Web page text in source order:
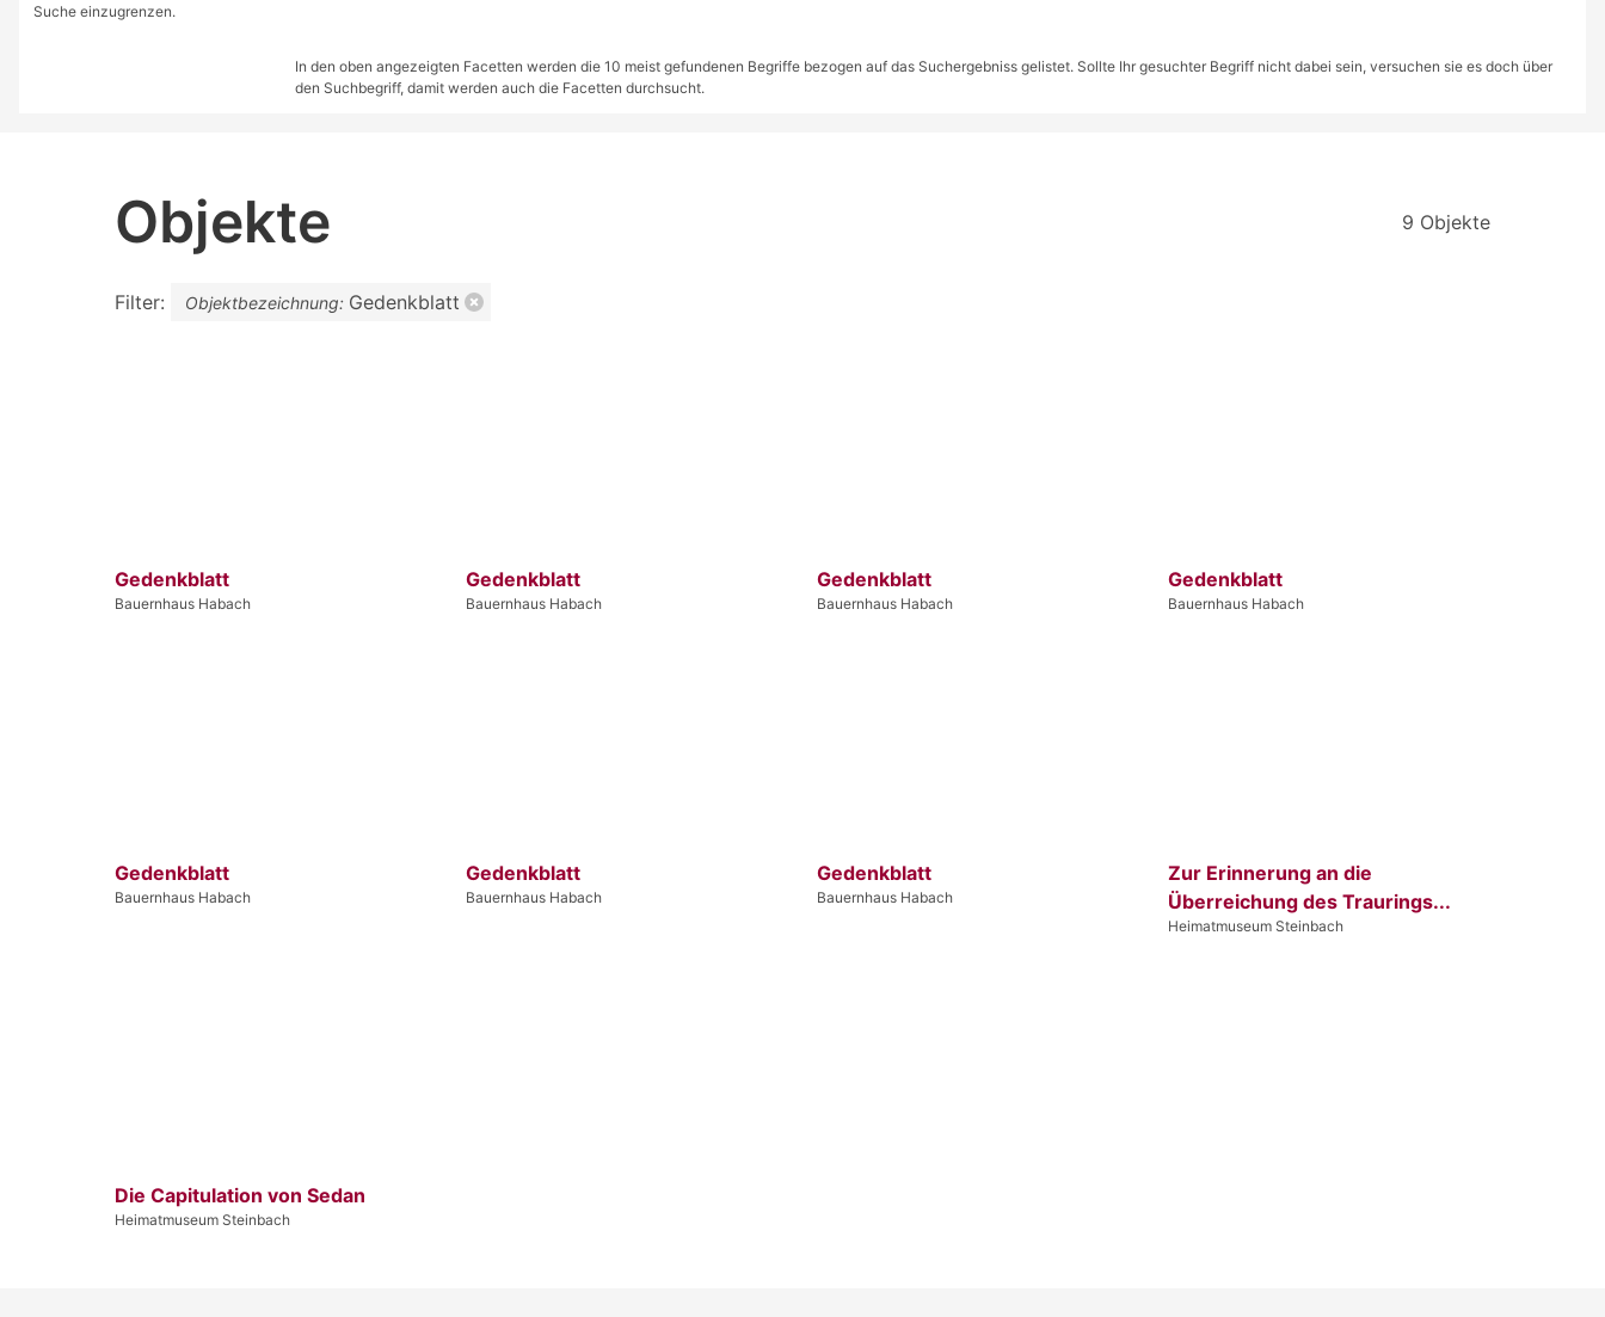
Suche einzugrenzen.
In den oben angezeigten Facetten werden die 10 meist gefundenen Begriffe bezogen auf das Suchergebniss gelistet. Sollte Ihr gesuchter Begriff nicht dabei sein, versuchen sie es doch über
den Suchbegriff, damit werden auch die Facetten durchsucht.
Objekte 9 Objekte
Filter: Objektbezeichnung: Gedenkblatt
Gedenkblatt
Bauernhaus Habach
Gedenkblatt
Bauernhaus Habach
Gedenkblatt
Bauernhaus Habach
Gedenkblatt
Bauernhaus Habach
Gedenkblatt
Bauernhaus Habach
Gedenkblatt
Bauernhaus Habach
Gedenkblatt
Bauernhaus Habach
Zur Erinnerung an die
Überreichung des Traurings...
Heimatmuseum Steinbach
Die Capitulation von Sedan
Heimatmuseum Steinbach